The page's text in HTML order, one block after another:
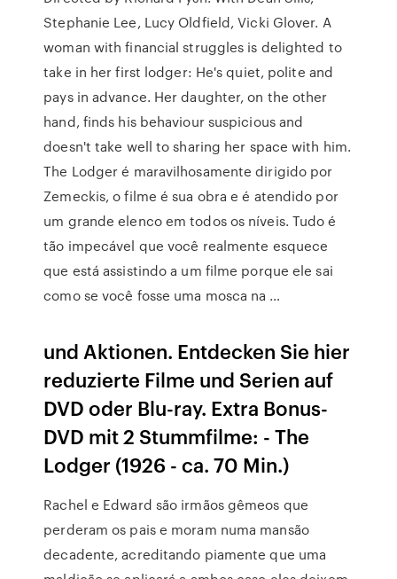
Stephanie Lee, Lucy Oldfield, Vicki Glover. A
woman with financial struggles is delighted to
take in her first lodger: He's quiet, polite and
pays in advance. Her daughter, on the other
hand, finds his behaviour suspicious and
doesn't take well to sharing her space with him.
The Lodger é maravilhosamente dirigido por
Zemeckis, o filme é sua obra e é atendido por
um grande elenco em todos os níveis. Tudo é
tão impecável que você realmente esquece
que está assistindo a um filme porque ele sai
como se você fosse uma mosca na …
und Aktionen. Entdecken Sie hier
reduzierte Filme und Serien auf
DVD oder Blu-ray. Extra Bonus-
DVD mit 2 Stummfilme: - The
Lodger (1926 - ca. 70 Min.)
Rachel e Edward são irmãos gêmeos que
perderam os pais e moram numa mansão
decadente, acreditando piamente que uma